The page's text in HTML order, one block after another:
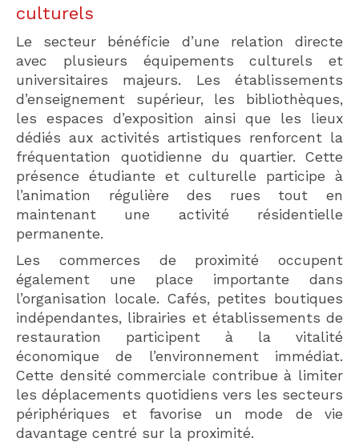
culturels
Le secteur bénéficie d’une relation directe
avec plusieurs équipements culturels et
universitaires majeurs. Les établissements
d’enseignement supérieur, les bibliothèques,
les espaces d’exposition ainsi que les lieux
dédiés aux activités artistiques renforcent la
fréquentation quotidienne du quartier. Cette
présence étudiante et culturelle participe à
l’animation régulière des rues tout en
maintenant une activité résidentielle
permanente.
Les commerces de proximité occupent
également une place importante dans
l’organisation locale. Cafés, petites boutiques
indépendantes, librairies et établissements de
restauration participent à la vitalité
économique de l’environnement immédiat.
Cette densité commerciale contribue à limiter
les déplacements quotidiens vers les secteurs
périphériques et favorise un mode de vie
davantage centré sur la proximité.